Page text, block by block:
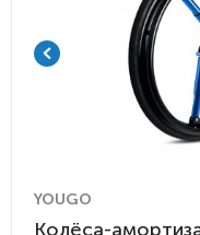
YOUGO
Колёса-